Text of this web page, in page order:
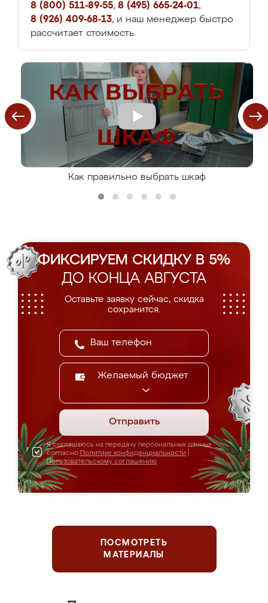
8 (800) 511-89-55, 8 (495) 665-24-01,
8 (926) 409-68-13, и наш менеджер быстро
рассчитает стоимость.
Как правильно выбрать шкаф
ФИКСИРУЕМ СКИДКУ В 5%
ДО КОНЦА АВГУСТА
Оставьте заявку сейчас, скидка
сохранится.
Желаемый бюджет
Отправить
Я соглашаюсь на передачу персональных данных
согласно Политике конфиденциальности
Пользовательскому соглашению
ПОСМОТРЕТЬ
МАТЕРИАЛЫ